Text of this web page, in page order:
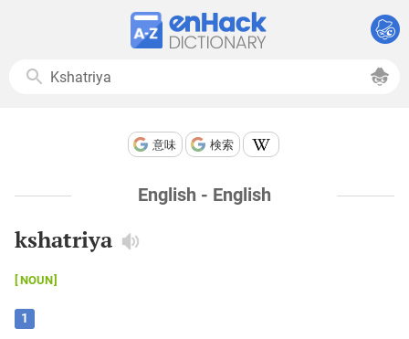
意味 検索
English - English
kshatriya
NOUN
1